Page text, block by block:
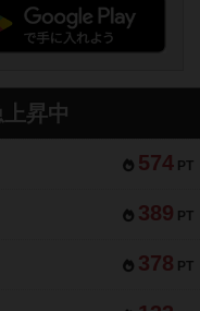
昇中
574 PT
389 PT
378 PT